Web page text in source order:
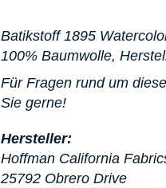
Batikstoff 1895
100% Baumwolle,
Für Fragen rund um
Sie gerne!
Hersteller:
Hoffman California
25792 Obrero Drive